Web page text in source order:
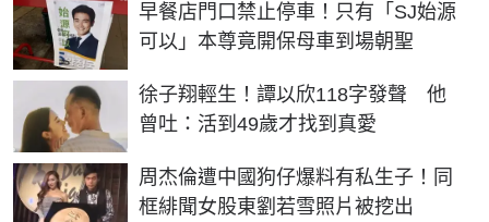
早餐店門口禁止停車！只有「SJ始源
可以」本尊竟開保母車到場朝聖
徐子翔輕生！譚以欣118字發聲 他
曾吐：活到49歲才找到真愛
周杰倫遭中國狗仔爆料有私生子！同
框緋聞女股東劉若雪照片被挖出